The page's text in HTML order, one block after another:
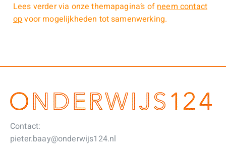
Lees verder via onze themapagina’s ofneem contact
opvoor mogelijkheden tot samenwerking.
Contact:
pieter.baay@onderwijs124.nl